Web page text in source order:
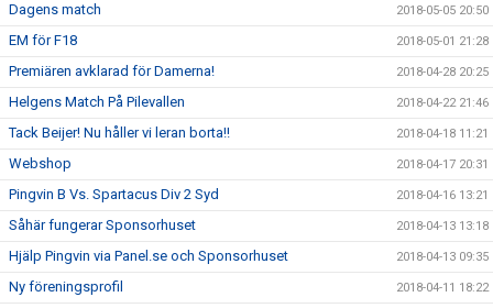
Dagens match 2018-05-05 20:50
EM för F18 2018-05-01 21:28
Premiären avklarad för Damerna! 2018-04-28 20:25
Helgens Match På Pilevallen 2018-04-22 21:46
Tack Beijer! Nu håller vi leran borta!! 2018-04-18 11:21
Webshop 2018-04-17 20:31
Pingvin B Vs. Spartacus Div 2 Syd 2018-04-16 13:21
Såhär fungerar Sponsorhuset 2018-04-13 13:18
Hjälp Pingvin via Panel.se och Sponsorhuset 2018-04-13 09:35
Ny föreningsprofil 2018-04-11 18:22